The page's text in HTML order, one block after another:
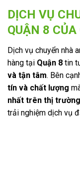
DỊCH VỤ
QUẬN 8 CỦA
Dịch vụ chuyển nhà
hàng tại Quận 8 tin
và tận tâm. Bên
tín và chất lượng
nhất trên thị trường
trải nghiệm dịch vụ